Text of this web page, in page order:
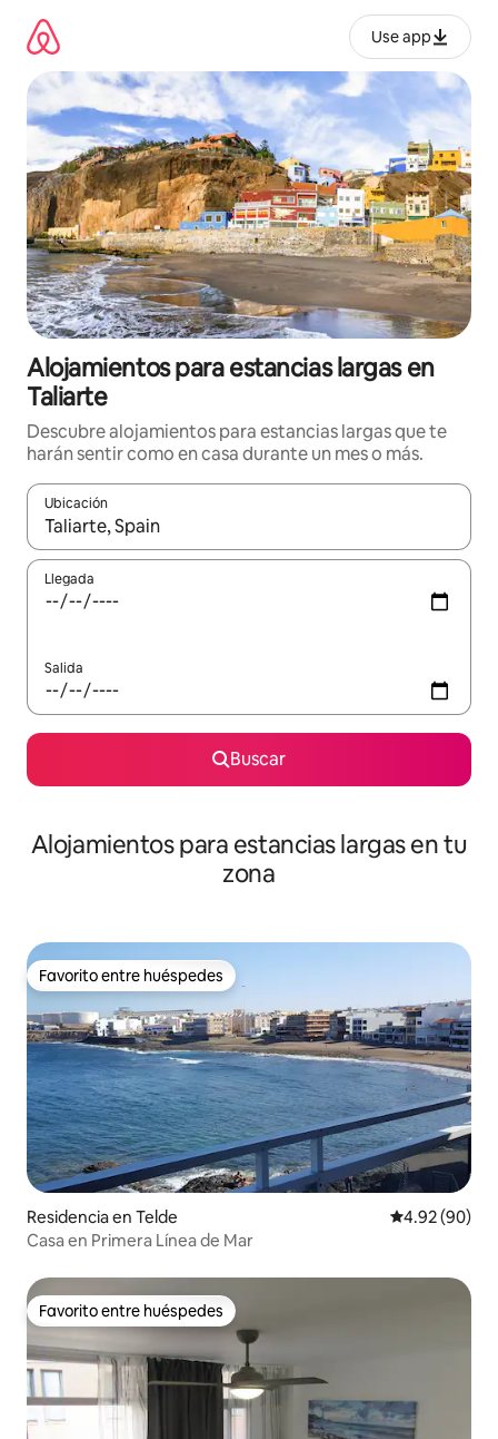
contenido
Use app
Alojamientos para estancias largas en
Taliarte
Descubre alojamientos para estancias largas que te
harán sentir como en casa durante un mes o más.
Ubicación
Cuando los resultados estén disponibles, podrás navegar
Llegada
Salida
Buscar
Alojamientos para estancias largas en tu
zona
Favorito entre huéspedes
Favorito entre huéspedes
Residencia en Telde Calificación
4.92 (90)
Casa en Primera Línea de Mar
Favorito entre huéspedes
Favorito entre huéspedes